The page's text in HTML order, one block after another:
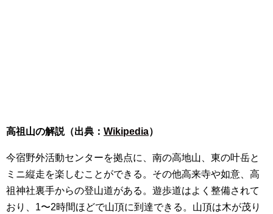
高祖山の解説（出典： Wikipedia）
今宿野外活動センターを拠点に、南の高地山、東の叶岳と
ミニ縦走を楽しむことができる。その他高来寺や如意、高
祖神社裏手からの登山道がある。遊歩道はよく整備されて
おり、1〜2時間ほどで山頂に到達できる。山頂は木が茂り